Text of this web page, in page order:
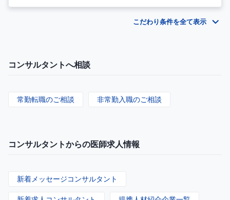
こだわり条件を全て表示
コンサルタントへ相談
常勤転職のご相談 非常勤入職のご相談
コンサルタントからの医師求人情報
新着メッセージコンサルタント